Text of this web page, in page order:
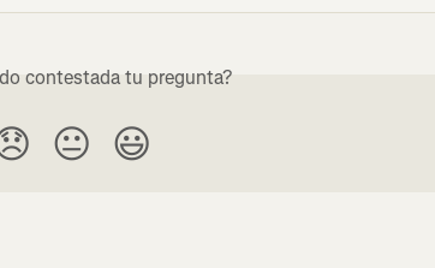
contestada tu pregunta?
😐 😃